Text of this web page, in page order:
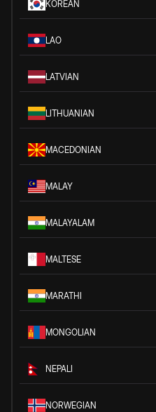
KOREAN
LAO
LATVIAN
LITHUANIAN
MACEDONIAN
MALAY
MALAYALAM
MALTESE
MARATHI
MONGOLIAN
NEPALI
NORWEGIAN